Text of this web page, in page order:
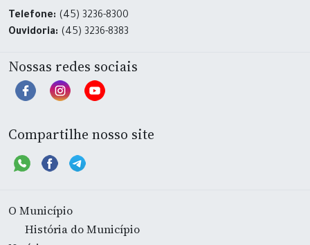
Telefone: (45) 3236-8300
Ouvidoria: (45) 3236-8383
Nossas redes sociais
Compartilhe nosso site
O Município
História do Município